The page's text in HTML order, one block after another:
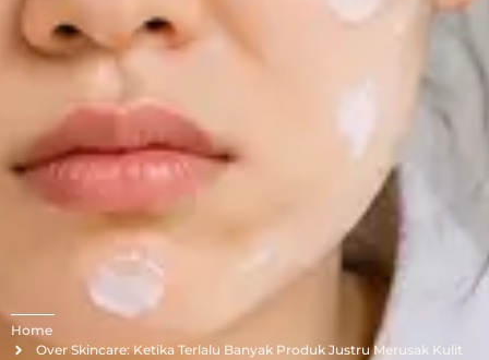
Home
Over Skincare: Ketika Terlalu Banyak Produk Justru Merusak Kulit